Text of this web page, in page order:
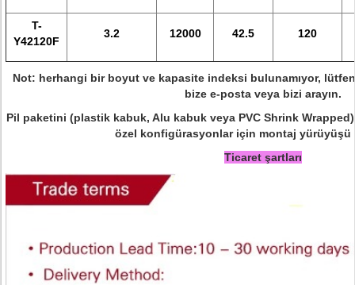
T-
Y42120F
3.2 12000 42.5 120
Not: herhangi bir boyut ve kapasite indeksi bulunamıyor,
bize e-posta veya bizi arayın.
Pil paketini (plastik kabuk, Alu kabuk veya PVC Shrink
özel konfigürasyonlar için montaj yürüyüşü
Ticaret şartları